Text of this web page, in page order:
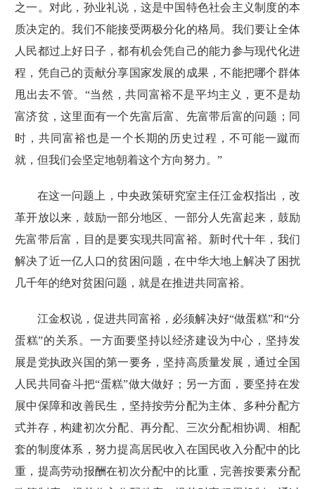
之一。对此，孙业礼说，这是中国特色社会主义制度的本
质决定的。我们不能接受两极分化的格局。我们要让全体
人民都过上好日子，都有机会凭自己的能力参与现代化进
程，凭自己的贡献分享国家发展的成果，不能把哪个群体
甩出去不管。“当然，共同富裕不是平均主义，更不是劫
富济贫，这里面有一个先富后富、先富带后富的问题；同
时，共同富裕也是一个长期的历史过程，不可能一蹴而
就，但我们会坚定地朝着这个方向努力。”
在这一问题上，中央政策研究室主任江金权指出，改
革开放以来，鼓励一部分地区、一部分人先富起来，鼓励
先富带后富，目的是要实现共同富裕。新时代十年，我们
解决了近一亿人口的贫困问题，在中华大地上解决了困扰
几千年的绝对贫困问题，就是在推进共同富裕。
江金权说，促进共同富裕，必须解决好“做蛋糕”和“分
蛋糕”的关系。一方面要坚持以经济建设为中心，坚持发
展是党执政兴国的第一要务，坚持高质量发展，通过全国
人民共同奋斗把“蛋糕”做大做好；另一方面，要坚持在发
展中保障和改善民生，坚持按劳分配为主体、多种分配方
式并存，构建初次分配、再分配、三次分配相协调、相配
套的制度体系，努力提高居民收入在国民收入分配中的比
重，提高劳动报酬在初次分配中的比重，完善按要素分配